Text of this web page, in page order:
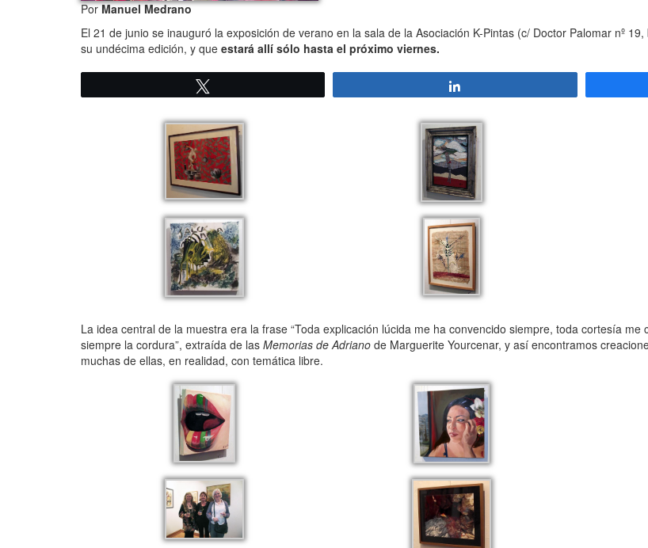
PorManuel Medrano
El 21 de junio se inauguró la exposición de verano en la sala de la Asociación K-Pintas (c/ Doctor Palomar nº
su undécima edición, y que estará allí sólo hasta el próximo viernes.
La idea central de la muestra era la frase “Toda explicación lúcida me ha convencido siempre, toda cortesía me
siempre la cordura”, extraída de las Memorias de Adriano de Marguerite Yourcenar, y así encontramos
muchas de ellas, en realidad, con temática libre.